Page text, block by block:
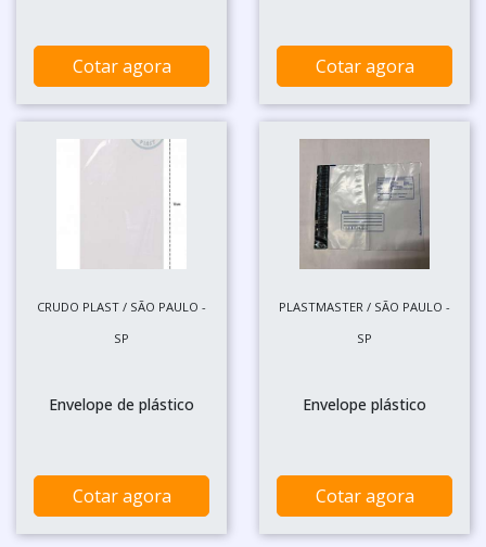
Cotar agora Cotar agora
CRUDO PLAST / SÃO PAULO -
SP
Envelope de plástico
Cotar agora
PLASTMASTER / SÃO PAULO -
SP
Envelope plástico
Cotar agora